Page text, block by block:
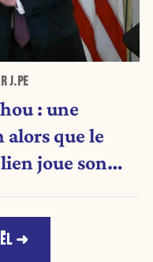
J.PE
: une
alors que le
joue son